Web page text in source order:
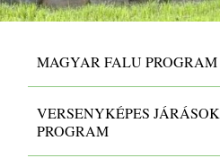
MAGYAR FALU PROGRAM
VERSENYKÉPES JÁRÁSOK
PROGRAM